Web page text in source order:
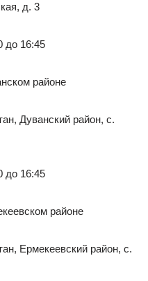
д. 3
до 16:45
районе
Дуванский район, с.
до 16:45
районе
Ермекеевский район, с.